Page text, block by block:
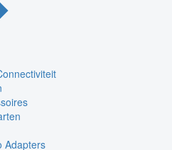
Adapters